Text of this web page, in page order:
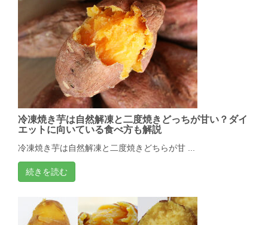
冷凍焼き芋は自然解凍と二度焼きどっちが甘い？ダイ
エットに向いている食べ方も解説
冷凍焼き芋は自然解凍と二度焼きどちらが甘 ...
続きを読む